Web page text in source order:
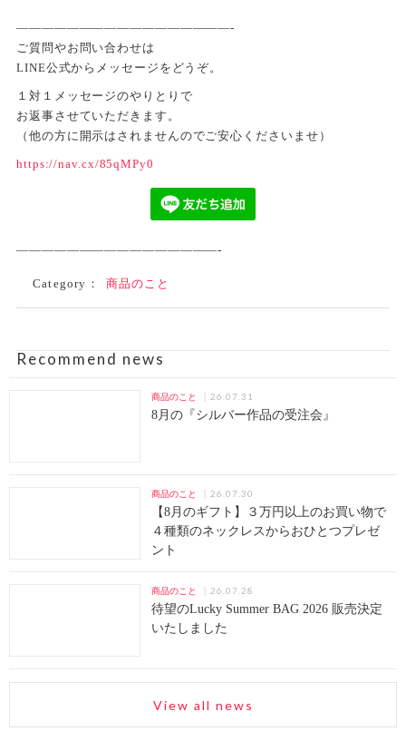
—————————————————-
ご質問やお問い合わせは
LINE公式からメッセージをどうぞ。
１対１メッセージのやりとりで
お返事させていただきます。
（他の方に開示はされませんのでご安心くださいませ）
https://nav.cx/85qMPy0
————————————————-
Category： 商品のこと
Recommend news
商品のこと 26.07.31
8月の『シルバー作品の受注会』
商品のこと 26.07.30
【8月のギフト】３万円以上のお買い物で
４種類のネックレスからおひとつプレゼ
ント
商品のこと 26.07.28
待望のLucky Summer BAG 2026 販売決定
いたしました
View all news